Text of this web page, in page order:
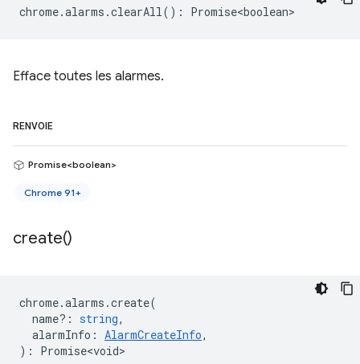
chrome.alarms .clearAll() : Promise<boolean>
Efface toutes les alarmes.
RENVOIE
Promise<boolean>
Chrome 91+
create()
chrome.alarms .create(
name? : string,
alarmInfo : AlarmCreateInfo,
) : Promise<void>